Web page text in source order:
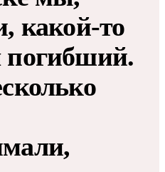
какой-то